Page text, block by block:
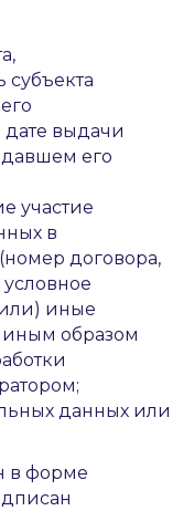
субъекта
дате выдачи
его
участие
в
договора,
иные
образом
данных или
в форме